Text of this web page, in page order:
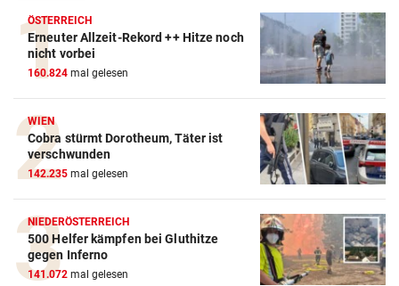
ÖSTERREICH
Erneuter Allzeit-Rekord ++ Hitze noch
nicht vorbei
160.824 mal gelesen
WIEN
Cobra stürmt Dorotheum, Täter ist
verschwunden
142.235 mal gelesen
NIEDERÖSTERREICH
500 Helfer kämpfen bei Gluthitze
gegen Inferno
141.072 mal gelesen